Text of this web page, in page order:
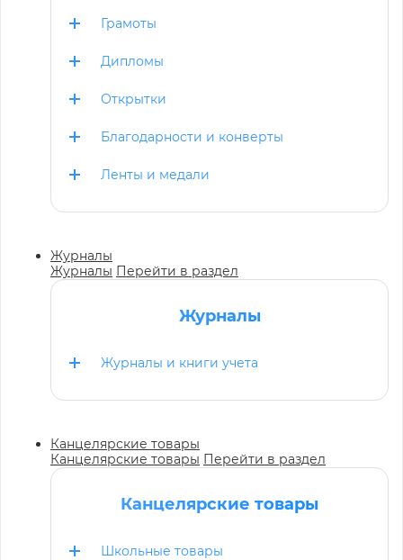
Грамоты
Дипломы
Открытки
Благодарности и конверты
Ленты и медали
Журналы
Журналы Перейти в раздел
Журналы
Журналы и книги учета
Канцелярские товары
Канцелярские товары Перейти в раздел
Канцелярские товары
Школьные товары